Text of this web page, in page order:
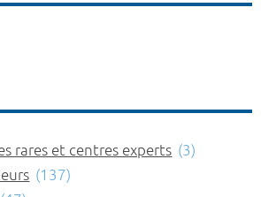
rares et centres experts (3)
(137)